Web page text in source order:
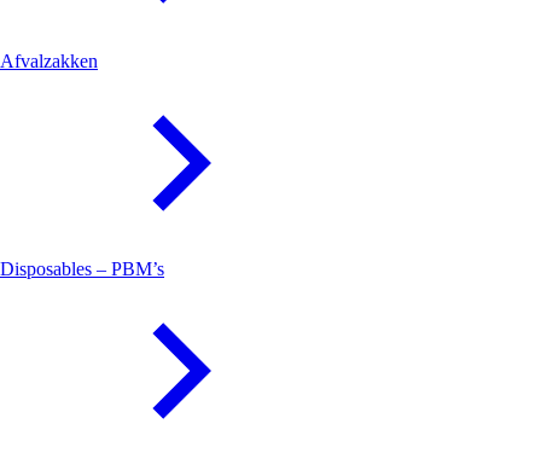
Afvalzakken
Disposables – PBM’s